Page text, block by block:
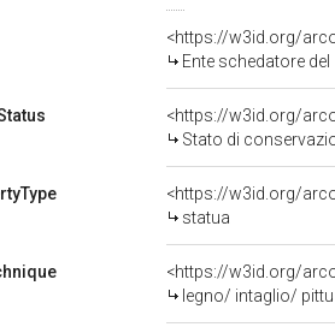
<https://w3id.org/
Ente schedatore del bene
<https://w3id.org/
Stato di
<https://w3id.org/
statua
<https://w3id.org/
legno/ intaglio/